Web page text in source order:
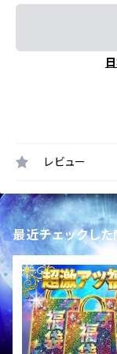
レビュー
最近チェックし